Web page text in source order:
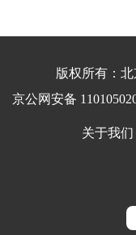
版权所有：
京公网安备
关于我们